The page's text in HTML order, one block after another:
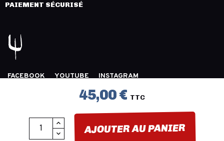
45,00 € TTC
AJOUTER AU PANIER
PAIEMENT SÉCURISÉ
FACEBOOK YOUTUBE
INSTAGRAM
COPYRIGHT 2026 © LÉGION DISTRIBUTION -
INNLOG